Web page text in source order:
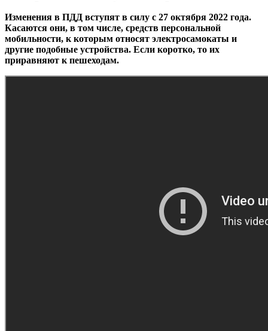
Изменения в ПДД вступят в силу с 27 октября 2022 года.
Касаются они, в том числе, средств персональной
мобильности, к которым относят электросамокаты и
другие подобные устройства. Если коротко, то их
приравняют к пешеходам.